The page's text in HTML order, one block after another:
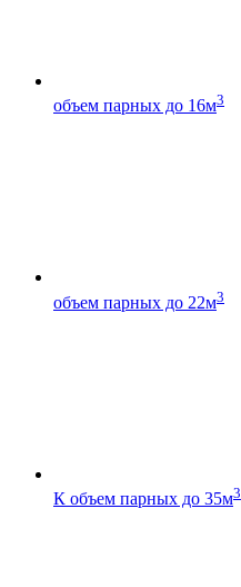
объем парных до 16м3
объем парных до 22м3
К объем парных до 35м3